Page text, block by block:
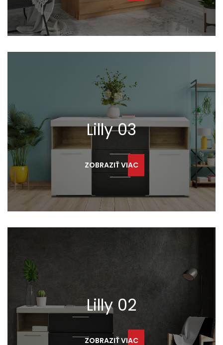
Lilly 03
ZOBRAZIŤ VIAC
Lilly 02
ZOBRAZIŤ VIAC